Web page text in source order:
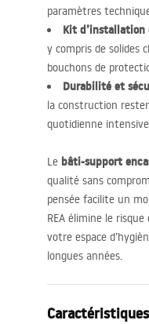
paramètres
Kit
y compris de solides
bouchons de
Durabilité et
la construction
quotidienne
Le bâti-support
qualité sans
pensée facilite un
REA élimine le risque
votre espace
longues années.
Caractéristiques